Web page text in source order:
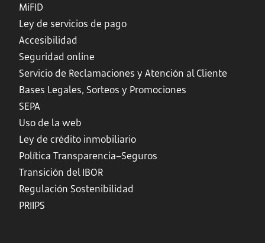
MiFID
Ley de servicios de pago
Accesibilidad
Seguridad online
Servicio de Reclamaciones y Atención al Cliente
Bases Legales, Sorteos y Promociones
SEPA
Uso de la web
Ley de crédito inmobiliario
Política Transparencia–Seguros
Transición del IBOR
Regulación Sostenibilidad
PRIIPS